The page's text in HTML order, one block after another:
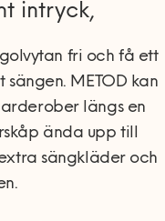
intryck,
fri och få ett
METOD kan
längs en
ända upp till
sängkläder och